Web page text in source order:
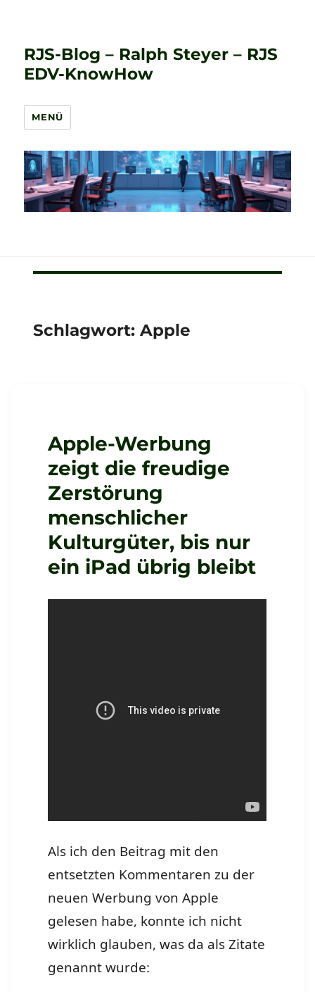
RJS-Blog – Ralph Steyer – RJS
EDV-KnowHow
MENÜ
Schlagwort:Apple
Apple-Werbung
zeigt die freudige
Zerstörung
menschlicher
Kulturgüter, bis nur
ein iPad übrig bleibt
Als ich den Beitrag mit den
entsetzten Kommentaren zu der
neuen Werbung von Apple
gelesen habe, konnte ich nicht
wirklich glauben, was da als Zitate
genannt wurde: